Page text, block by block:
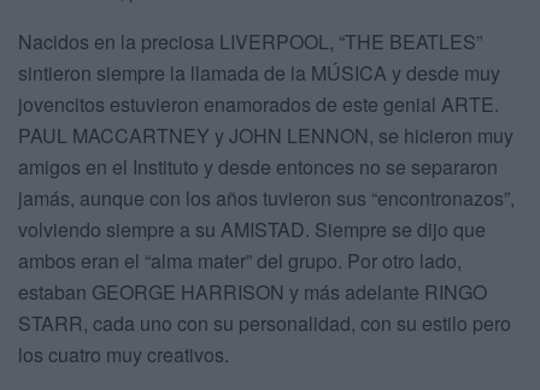
Nacidos en la preciosa LIVERPOOL, “THE BEATLES”
sintieron siempre la llamada de la MÚSICA y desde muy
jovencitos estuvieron enamorados de este genial ARTE.
PAUL MACCARTNEY y JOHN LENNON, se hicieron muy
amigos en el Instituto y desde entonces no se separaron
jamás, aunque con los años tuvieron sus “encontronazos”,
volviendo siempre a su AMISTAD. Siempre se dijo que
ambos eran el “alma mater” del grupo. Por otro lado,
estaban GEORGE HARRISON y más adelante RINGO
STARR, cada uno con su personalidad, con su estilo pero
los cuatro muy creativos.